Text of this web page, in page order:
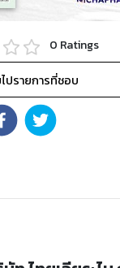
0 Ratings
ปรายการที่ชอบ